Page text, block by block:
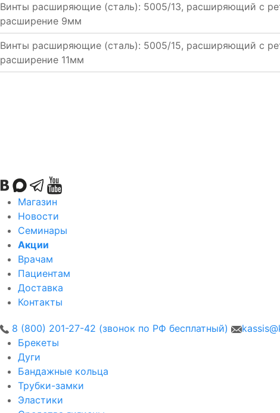
Винты расширяющие (сталь): 5005/13, расширяющий с
расширение 9мм
Винты расширяющие (сталь): 5005/15, расширяющий с
расширение 11мм
Магазин
Новости
Семинары
Акции
Врачам
Пациентам
Доставка
Контакты
8 (800) 201-27-42 (звонок по РФ бесплатный)
Брекеты
Дуги
Бандажные кольца
Трубки-замки
Эластики